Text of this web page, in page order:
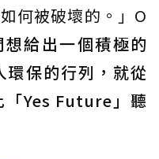
何被破壞的。」O
想給出一個積極的
環保的行列，就從
「Yes Future」聽